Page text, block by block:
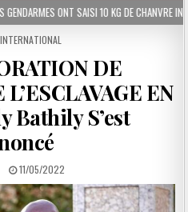
10 KG DE CHANVRE INDIEN DISSIMULÉS
INTERNATIONAL
DE
EN
Bathily S’est
11/05/2022